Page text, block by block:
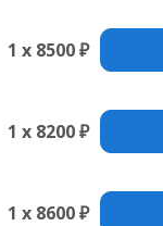
1 x 8500 ₽
1 x 8200 ₽
1 x 8600 ₽